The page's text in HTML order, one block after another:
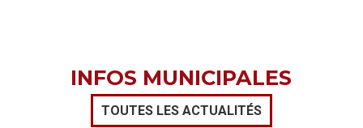
INFOS MUNICIPALES
TOUTES LES ACTUALITÉS